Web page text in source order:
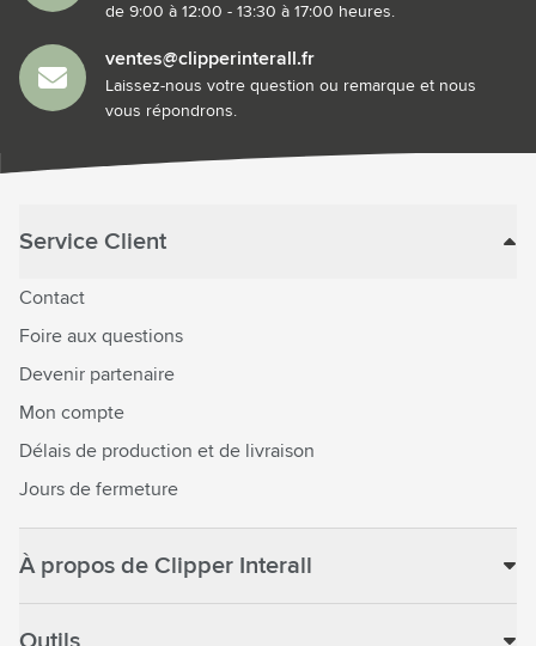
de 9:00 à 12:00 - 13:30 à 17:00 heures.
ventes@clipperinterall.fr
Laissez-nous votre question ou remarque et nous
vous répondrons.
Service Client
Contact
Foire aux questions
Devenir partenaire
Mon compte
Délais de production et de livraison
Jours de fermeture
À propos de Clipper Interall
Outils